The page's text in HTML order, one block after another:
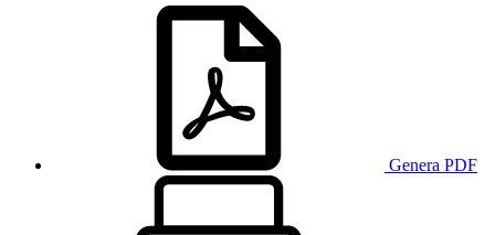
Genera PDF